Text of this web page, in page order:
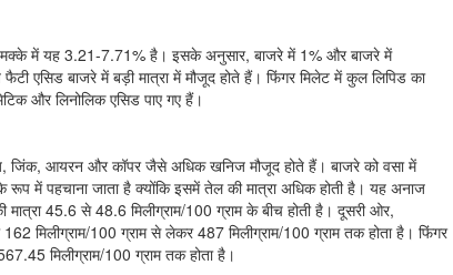
मक्के में यह 3.21-7.71% है। इसके अनुसार, बाजरे में 1% और बाजरे में
एसिड बाजरे में बड़ी मात्रा में मौजूद होते हैं। फिंगर मिलेट में कुल लिपिड का
और लिनोलिक एसिड पाए गए हैं।
जिंक, आयरन और कॉपर जैसे अधिक खनिज मौजूद होते हैं। बाजरे को वसा में
में पहचाना जाता है क्योंकि इसमें तेल की मात्रा अधिक होती है। यह अनाज
मात्रा 45.6 से 48.6 मिलीग्राम/100 ग्राम के बीच होती है। दूसरी ओर,
मिलीग्राम/100 ग्राम से लेकर 487 मिलीग्राम/100 ग्राम तक होता है। फिंगर
मिलीग्राम/100 ग्राम तक होता है।